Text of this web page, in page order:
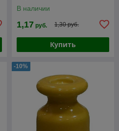
В наличии
1,17 руб. 1,30 руб.
Купить
-10%